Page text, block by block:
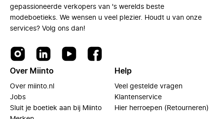
gepassioneerde verkopers van 's werelds beste
modeboetieks. We wensen u veel plezier. Houdt u van onze
services? Volg ons dan!
Over Miinto
Over miinto.nl
Jobs
Sluit je boetiek aan bij Miinto
Help
Veel gestelde vragen
Klantenservice
Hier herroepen (Retourneren)